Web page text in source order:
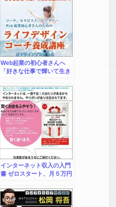
Web起業の初心者さんへ
「好きな仕事で輝いて生き
フデザインコーチ養成講座
インターネット収入の入門
書 ゼロスタート、月５万円
億万長者まで